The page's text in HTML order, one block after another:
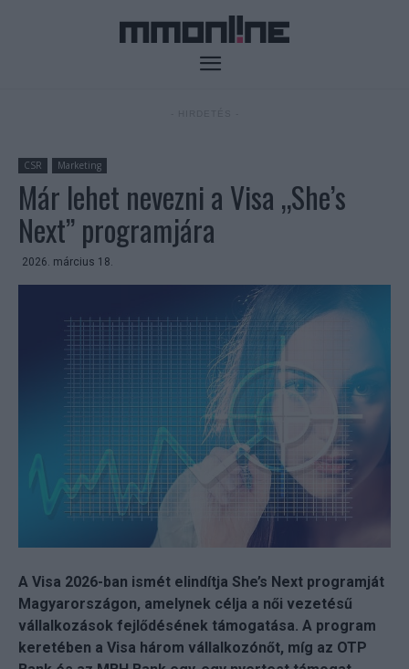
CSR Marketing
Már lehet nevezni a Visa „She’s
Next” programjára
2026. március 18.
A Visa 2026-ban ismét elindítja She’s Next programját
Magyarországon, amelynek célja a női vezetésű
vállalkozások fejlődésének támogatása. A program
keretében a Visa három vállalkozónőt, míg az OTP